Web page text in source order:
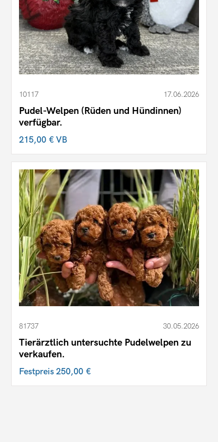
10117 17.06.2026
Pudel-Welpen (Rüden und Hündinnen)
verfügbar.
215,00 €VB
81737 30.05.2026
Tierärztlich untersuchte Pudelwelpen zu
verkaufen.
Festpreis250,00 €